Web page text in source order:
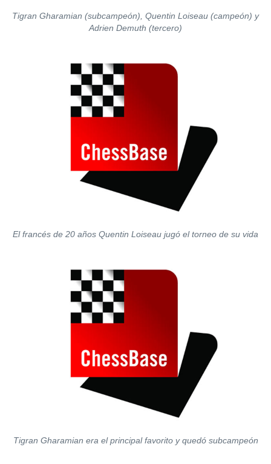
Tigran Gharamian (subcampeón), Quentin Loiseau (campeón) y
Adrien Demuth (tercero)
El francés de 20 años Quentin Loiseau jugó el torneo de su vida
Tigran Gharamian era el principal favorito y quedó subcampeón